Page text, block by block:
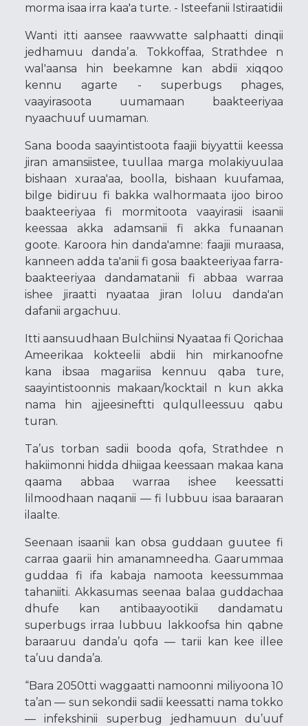
morma isaa irra kaa'a turte. - Isteefanii Istiraatidii
Wanti itti aansee raawwatte salphaatti dinqii
jedhamuu dandaʼa. Tokkoffaa, Strathdee n
wal'aansa hin beekamne kan abdii xiqqoo
kennu agarte - superbugs phages,
vaayirasoota uumamaan baakteeriyaa
nyaachuuf uumaman.
Sana booda saayintistoota faajii biyyattii keessa
jiran amansiistee, tuullaa marga molakiyuulaa
bishaan xuraa'aa, boolla, bishaan kuufamaa,
bilge bidiruu fi bakka walhormaata ijoo biroo
baakteeriyaa fi mormitoota vaayirasii isaanii
keessaa akka adamsanii fi akka funaanan
goote. Karoora hin danda'amne: faajii muraasa,
kanneen adda ta'anii fi gosa baakteeriyaa farra-
baakteeriyaa dandamatanii fi abbaa warraa
ishee jiraatti nyaataa jiran loluu danda'an
dafanii argachuu.
Itti aansuudhaan Bulchiinsi Nyaataa fi Qorichaa
Ameerikaa kokteelii abdii hin mirkanoofne
kana ibsaa magariisa kennuu qaba ture,
saayintistoonnis makaan/kocktail n kun akka
nama hin ajjeesineftti qulqulleessuu qabu
turan.
Ta’us torban sadii booda qofa, Strathdee n
hakiimonni hidda dhiigaa keessaan makaa kana
qaama abbaa warraa ishee keessatti
lilmoodhaan naqanii — fi lubbuu isaa baraaran
ilaalte.
Seenaan isaanii kan obsa guddaan guutee fi
carraa gaarii hin amanamneedha. Gaarummaa
guddaa fi ifa kabaja namoota keessummaa
tahaniiti. Akkasumas seenaa balaa guddachaa
dhufe kan antibaayootikii dandamatu
superbugs irraa lubbuu lakkoofsa hin qabne
baraaruu danda’u qofa — tarii kan kee illee
ta’uu danda’a.
“Bara 2050tti waggaatti namoonni miliyoona 10
ta’an — sun sekondii sadii keessatti nama tokko
— infekshinii superbug jedhamuun du’uuf